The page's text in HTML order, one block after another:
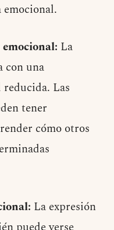
La
con una
Las
tener
cómo otros
La expresión